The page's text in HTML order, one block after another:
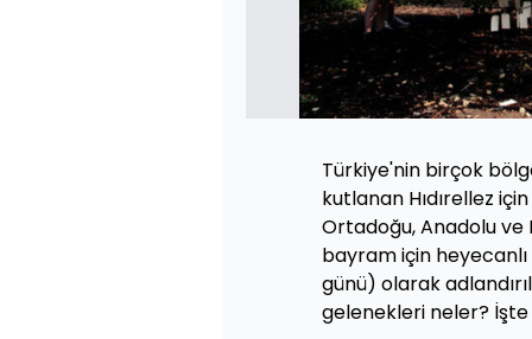
Türkiye'nin birçok
kutlanan Hıdırellez
Ortadoğu, Anadolu
bayram için heyecanlı
günü) olarak
gelenekleri neler?